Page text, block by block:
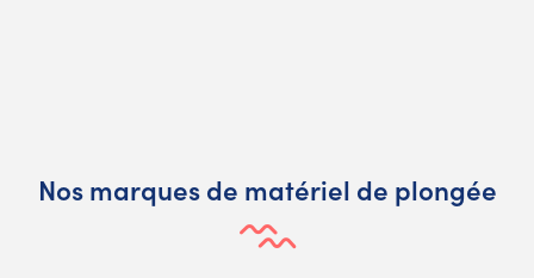
Nos marques de matériel de plongée